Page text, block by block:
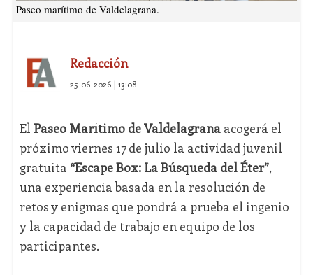
Paseo marítimo de Valdelagrana.
Redacción
25-06-2026 | 13:08
El Paseo Marítimo de Valdelagranaacogerá el
próximo viernes 17 de julio la actividad juvenil
gratuita “Escape Box: La Búsqueda del Éter”,
una experiencia basada en la resolución de
retos y enigmas que pondrá a prueba el ingenio
y la capacidad de trabajo en equipo de los
participantes.